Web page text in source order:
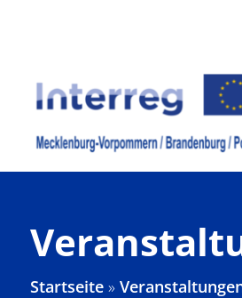
Startseite »